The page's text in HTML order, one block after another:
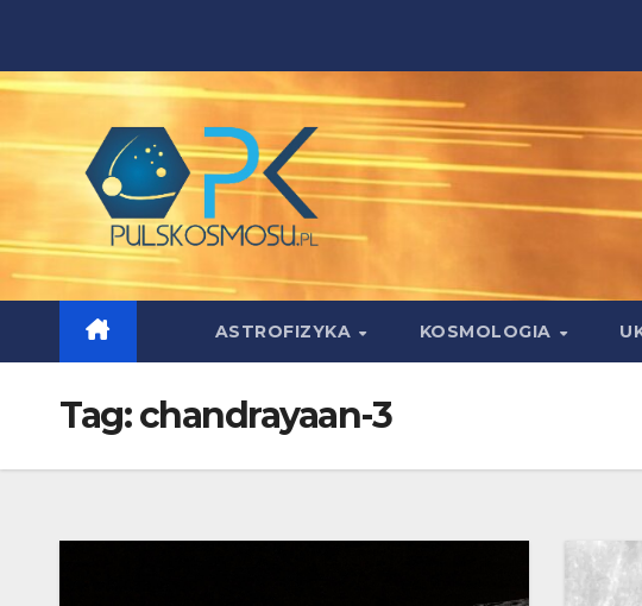
content
ASTROFIZYKA KOSMOLOGIA
Tag:chandrayaan-3